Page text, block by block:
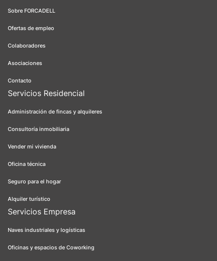
Sobre FORCADELL
Ofertas de empleo
Colaboradores
Asociaciones
Contacto
Servicios Residencial
Administración de fincas y alquileres
Consultoría inmobiliaria
Vender mi vivienda
Oficina técnica
Seguro para el hogar
Alquiler turístico
Servicios Empresa
Naves industriales y logísticas
Oficinas y espacios de Coworking